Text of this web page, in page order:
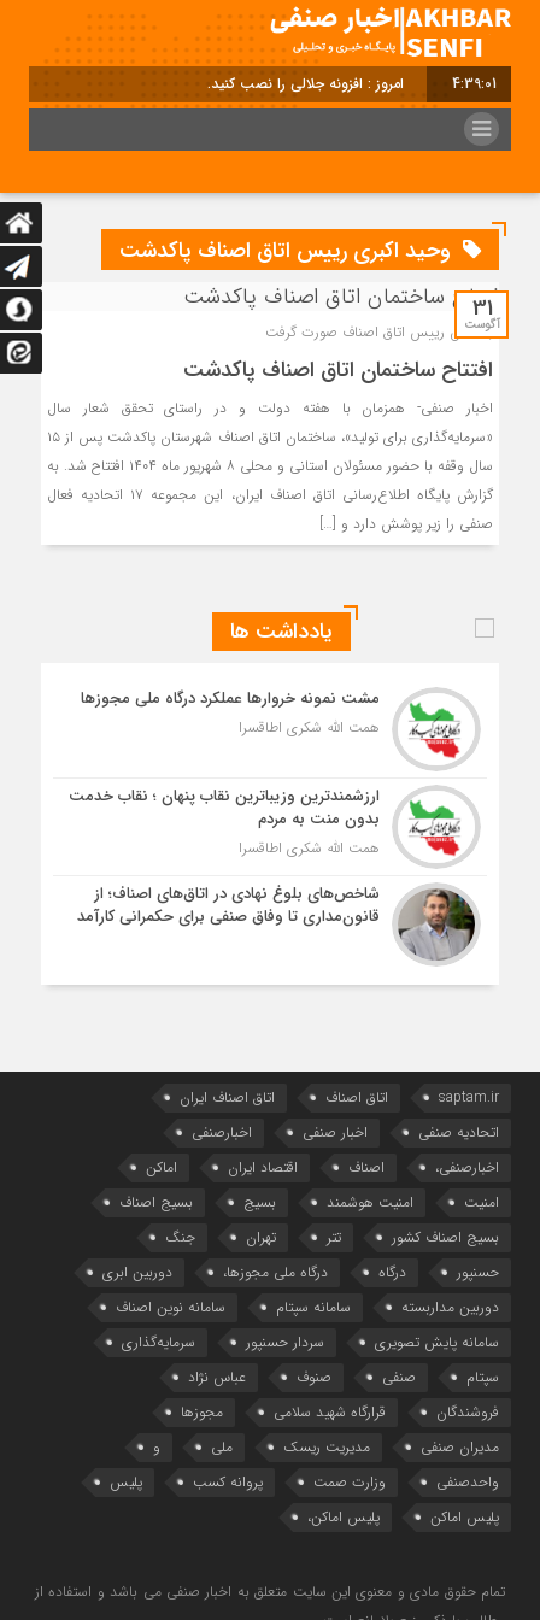
4:39:01 امروز : افزونه جلالی را نصب کنید.
وحید اکبری رییس اتاق اصناف پاکدشت
31
آگوست
با تلاش رییس اتاق اصناف صورت گرفت
افتتاح ساختمان اتاق اصناف پاکدشت
اخبار صنفی- همزمان با هفته دولت و در راستای تحقق شعار سال
«سرمایه‌گذاری برای تولید»، ساختمان اتاق اصناف شهرستان پاکدشت پس از ۱۵
سال وقفه با حضور مسئولان استانی و محلی ۸ شهریور ماه ۱۴۰۴ افتتاح شد. به
گزارش پایگاه اطلاع‌رسانی اتاق اصناف ایران، این مجموعه ۱۷ اتحادیه فعال
صنفی را زیر پوشش دارد و […]
یادداشت ها
مشت نمونه خروارها عملکرد درگاه ملی مجوزها
همت الله شکری اطاقسرا
ارزشمندترین وزیباترین نقاب پنهان ؛ نقاب خدمت
بدون منت به مردم
همت الله شکری اطاقسرا
شاخص‌های بلوغ نهادی در اتاق‌های اصناف؛ از
قانون‌مداری تا وفاق صنفی برای حکمرانی کارآمد
saptam.ir اتاق اصناف
اتاق اصناف ایران
اتحادیه صنفی
اخبار صنفی
اخبارصنفی
اخبارصنفی،
اصناف اقتصاد ایران
اماکن
امنیت
امنیت هوشمند بسیج
بسیج اصناف
بسیج اصناف کشور
تتر تهران
جنگ
حسنپور
درگاه درگاه ملی مجوزها،
دوربین ابری
دوربین مداربسته
سامانه سپتام
سامانه نوین اصناف
سامانه پایش تصویری
سردار حسنپور
سرمایه‌گذاری
سپتام
صنفی صنوف
عباس نژاد
فروشندگان
قرارگاه شهید سلامی
مجوزها
مدیران صنفی
مدیریت ریسک ملی
و
واحدصنفی
وزارت صمت پروانه کسب
پلیس
پلیس اماکن
پلیس اماکن،
تمام حقوق مادی و معنوی این سایت متعلق به اخبار صنفی می باشد و استفاده از